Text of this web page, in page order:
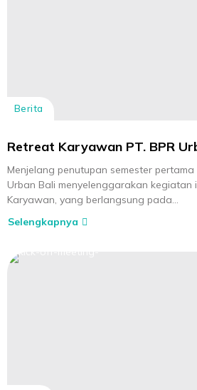
Berita
Retreat Karyawan PT. BPR
Menjelang penutupan semester pertama
Urban Bali menyelenggarakan
Karyawan, yang berlangsung pada...
Selengkapnya